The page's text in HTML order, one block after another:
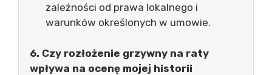
zależności od prawa lokalnego i
warunków określonych w umowie.
6. Czy rozłożenie grzywny na raty
wpływa na ocenę mojej historii